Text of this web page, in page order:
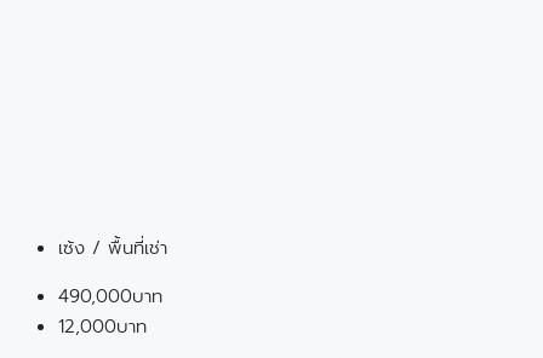
เซ้ง / พื้นที่เช่า
490,000บาท
12,000บาท